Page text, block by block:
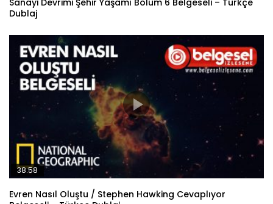
Dublaj
38:58
Evren Nasıl Oluştu / Stephen Hawking Cevaplıyor